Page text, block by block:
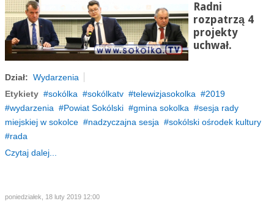
Radni
rozpatrzą 4
projekty
uchwał.
Dział: Wydarzenia
Etykiety
sokólka sokólkatv telewizjasokolka
2019
wydarzenia
Powiat Sokólski gmina sokolka
sesja rady
miejskiej w sokolce
nadzyczajna sesja
sokólski ośrodek kultury
rada
Czytaj dalej...
poniedziałek, 18 luty 2019 12:00